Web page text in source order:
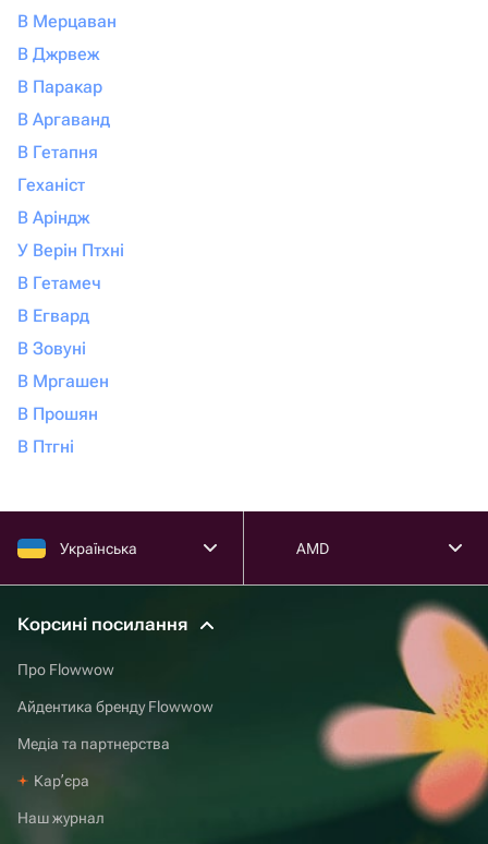
В Мерцаван
В Джрвеж
В Паракар
В Аргаванд
В Гетапня
Геханіст
В Аріндж
У Верін Птхні
В Гетамеч
В Егвард
В Зовуні
В Мргашен
В Прошян
В Птгні
Українська AMD
Корсині посилання
Про Flowwow
Айдентика бренду Flowwow
Медіа та партнерства
Карʼєра
Наш журнал